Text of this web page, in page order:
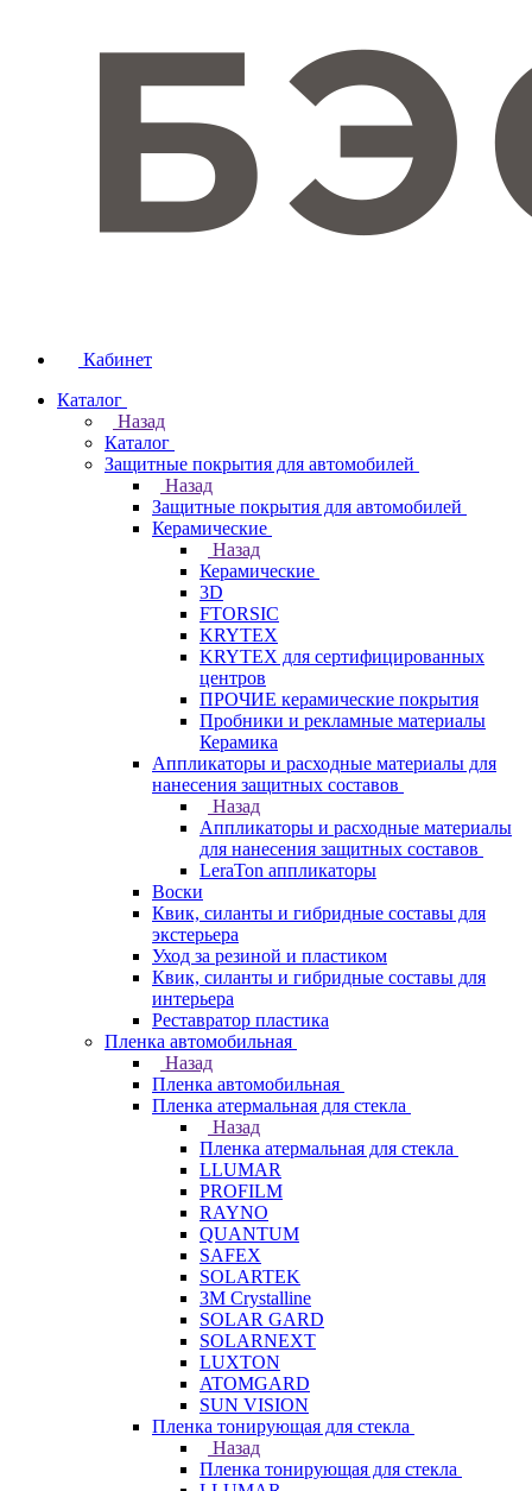
Кабинет
Каталог
Назад
Каталог
Защитные покрытия для автомобилей
Назад
Защитные покрытия для автомобилей
Керамические
Назад
Керамические
3D
FTORSIC
KRYTEX
KRYTEX для сертифицированных
центров
ПРОЧИЕ керамические покрытия
Пробники и рекламные материалы
Керамика
Аппликаторы и расходные материалы для
нанесения защитных составов
Назад
Аппликаторы и расходные материалы
для нанесения защитных составов
LeraTon аппликаторы
Воски
Квик, силанты и гибридные составы для
экстерьера
Уход за резиной и пластиком
Квик, силанты и гибридные составы для
интерьера
Реставратор пластика
Пленка автомобильная
Назад
Пленка автомобильная
Пленка атермальная для стекла
Назад
Пленка атермальная для стекла
LLUMAR
PROFILM
RAYNO
QUANTUM
SAFEX
SOLARTEK
3M Crystalline
SOLAR GARD
SOLARNEXT
LUXTON
ATOMGARD
SUN VISION
Пленка тонирующая для стекла
Назад
Пленка тонирующая для стекла